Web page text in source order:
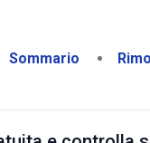
Sommario